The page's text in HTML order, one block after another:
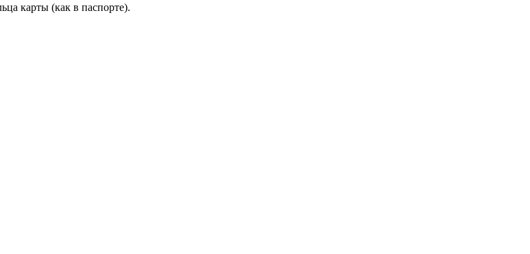
карты (как в паспорте).